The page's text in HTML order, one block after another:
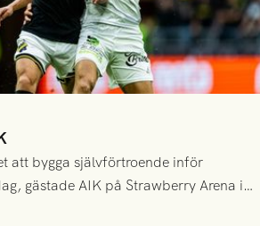
att bygga självförtroende inför
gästade AIK på Strawberry Arena i
hotande i första halvlek av